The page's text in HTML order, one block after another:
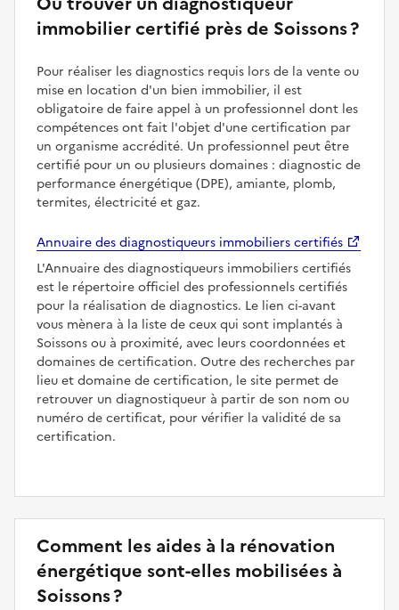
immobilier certifié près de Soissons ?
Pour réaliser les diagnostics requis lors de la vente ou
mise en location d'un bien immobilier, il est
obligatoire de faire appel à un professionnel dont les
compétences ont fait l'objet d'une certification par
un organisme accrédité. Un professionnel peut être
certifié pour un ou plusieurs domaines : diagnostic de
performance énergétique (DPE), amiante, plomb,
termites, électricité et gaz.
Annuaire des diagnostiqueurs immobiliers certifiés
L'Annuaire des diagnostiqueurs immobiliers certifiés
est le répertoire officiel des professionnels certifiés
pour la réalisation de diagnostics. Le lien ci-avant
vous mènera à la liste de ceux qui sont implantés à
Soissons ou à proximité, avec leurs coordonnées et
domaines de certification. Outre des recherches par
lieu et domaine de certification, le site permet de
retrouver un diagnostiqueur à partir de son nom ou
numéro de certificat, pour vérifier la validité de sa
certification.
Comment les aides à la rénovation
énergétique sont-elles mobilisées à
Soissons ?